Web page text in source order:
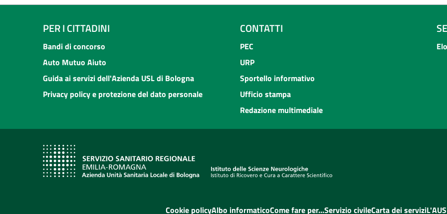
PER I CITTADINI
Bandi di concorso
Auto Mutuo Aiuto
Guida ai servizi dell'Azienda USL di Bologna
Privacy policy e protezione del dato personale
CONTATTI
PEC
URP
Sportello informativo
Ufficio stampa
Redazione multimediale
Cookie policyAlbo informaticoCome fare per...Servizio civileCarta dei servizi